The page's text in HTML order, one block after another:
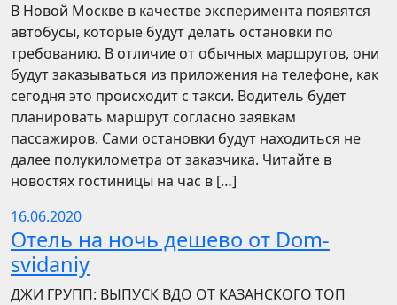
В Новой Москве в качестве эксперимента появятся
автобусы, которые будут делать остановки по
требованию. В отличие от обычных маршрутов, они
будут заказываться из приложения на телефоне, как
сегодня это происходит с такси. Водитель будет
планировать маршрут согласно заявкам
пассажиров. Сами остановки будут находиться не
далее полукилометра от заказчика. Читайте в
новостях гостиницы на час в […]
16.06.2020
Отель на ночь дешево от Dom-
svidaniy
​​ДЖИ ГРУПП: ВЫПУСК ВДО ОТ КАЗАНСКОГО ТОП